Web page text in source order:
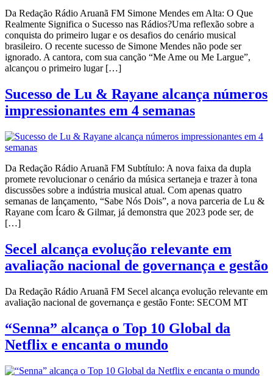
Da Redação Rádio Aruanã FM Simone Mendes em Alta: O Que
Realmente Significa o Sucesso nas Rádios?Uma reflexão sobre a
conquista do primeiro lugar e os desafios do cenário musical
brasileiro. O recente sucesso de Simone Mendes não pode ser
ignorado. A cantora, com sua canção “Me Ame ou Me Largue”,
alcançou o primeiro lugar […]
Sucesso de Lu & Rayane alcança números
impressionantes em 4 semanas
Da Redação Rádio Aruanã FM Subtítulo: A nova faixa da dupla
promete revolucionar o cenário da música sertaneja e trazer à tona
discussões sobre a indústria musical atual. Com apenas quatro
semanas de lançamento, “Sabe Nós Dois”, a nova parceria de Lu &
Rayane com Ícaro & Gilmar, já demonstra que 2023 pode ser, de
[…]
Secel alcança evolução relevante em
avaliação nacional de governança e gestão
Da Redação Rádio Aruanã FM Secel alcança evolução relevante em
avaliação nacional de governança e gestão Fonte: SECOM MT
“Senna” alcança o Top 10 Global da
Netflix e encanta o mundo